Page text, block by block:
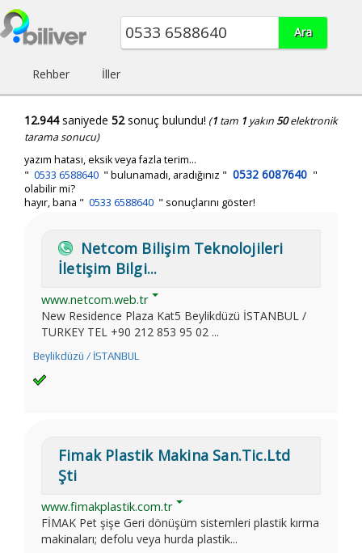
Rehber İller
12.944saniyede 52sonuç bulundu! (1 tam 1 yakın 50elektronik
tarama sonucu)
yazım hatası, eksik veya fazla terim...
" 0533 6588640 " bulunamadı, aradığınız " 0532 6087640 "
olabilir mi?
hayır, bana " 0533 6588640 " sonuçlarını göster!
Netcom Bilişim Teknolojileri
İletişim Bilgi...
www.netcom.web.tr
New Residence Plaza Kat5 Beylikdüzü İSTANBUL /
TURKEY TEL +90 212 853 95 02 ...
Beylikdüzü / İSTANBUL
Fimak Plastik Makina San.Tic.Ltd
Şti
www.fimakplastik.com.tr
FİMAK Pet şişe Geri dönüşüm sistemleri plastik kırma
makinaları; defolu veya hurda plastik...